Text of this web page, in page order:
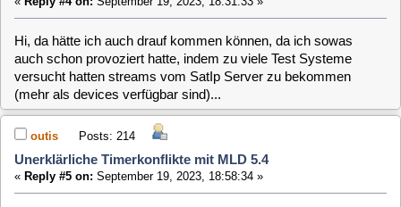
Windows nichts fand, kam ich auf die Idee, den Receiver mal
neu zu starten. Nun ja...
Edit: Und es waren nicht zu viele Clients dran. Ist ja nur der
MLD-5.4-Server als Kunde dran. Eher war der Receiver a
bisserl sensibel, was die Stromversorgung anging
(wetterbedingte Unpässlichkeit). Oder er wollte einfach mal
Aufmerksamkeit.
[1] MLD-5.x / Systems / Raspberry PI /
Unerklärliche Timerkonflikte mit MLD 5.4
Home Up Next Page